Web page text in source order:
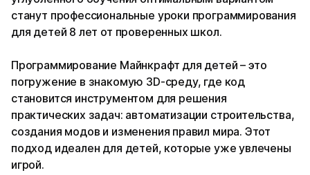
станут профессиональные уроки программирования
для детей 8 лет от проверенных школ.
Программирование Майнкрафт для детей – это
погружение в знакомую 3D-среду, где код
становится инструментом для решения
практических задач: автоматизации строительства,
создания модов и изменения правил мира. Этот
подход идеален для детей, которые уже увлечены
игрой.